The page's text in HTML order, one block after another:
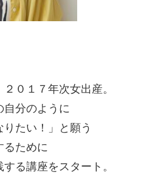
０１７年次女出産。
自分のように
りたい！」と願う
るために
る講座をスタート。